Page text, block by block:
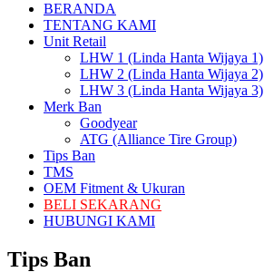
BERANDA
TENTANG KAMI
Unit Retail
LHW 1 (Linda Hanta Wijaya 1)
LHW 2 (Linda Hanta Wijaya 2)
LHW 3 (Linda Hanta Wijaya 3)
Merk Ban
Goodyear
ATG (Alliance Tire Group)
Tips Ban
TMS
OEM Fitment & Ukuran
BELI SEKARANG
HUBUNGI KAMI
Tips Ban